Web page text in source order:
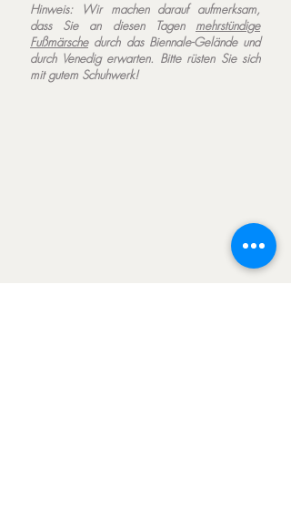
Hinweis: Wir machen darauf aufmerksam,
dass Sie an diesen Tagen mehrstündige
Fußmärschedurch das Biennale-Gelände und
durch Venedig erwarten. Bitte rüsten Sie sich
mit gutem Schuhwerk!